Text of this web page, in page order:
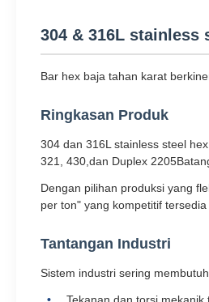
304 & 316L stainless
Bar hex baja tahan karat
Ringkasan Produk
304 dan 316L stainless steel
321, 430,dan Duplex
Dengan pilihan produksi yang
per ton" yang kompetitif
Tantangan Industri
Sistem industri sering